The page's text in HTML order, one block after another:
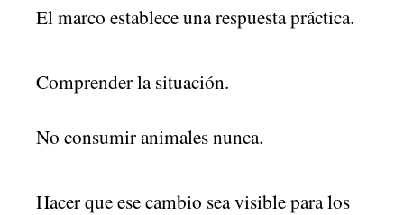
El marco establece una respuesta práctica.
Comprender la situación.
No consumir animales nunca.
Hacer que ese cambio sea visible para los